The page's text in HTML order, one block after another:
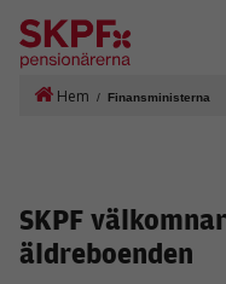
Hem / Finansministerna
SKPF
äldreboenden